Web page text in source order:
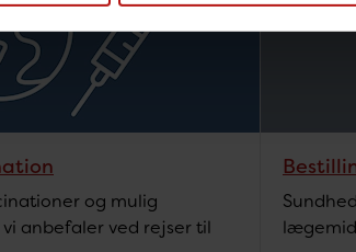
og mulig
anbefaler ved rejser til